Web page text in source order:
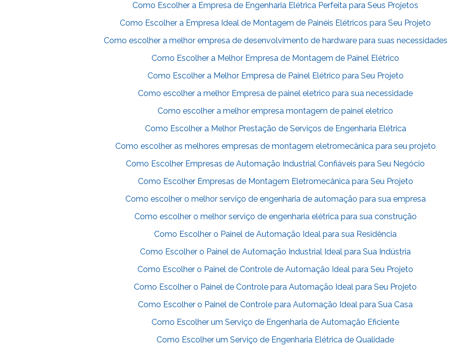
Como Escolher a Empresa de Engenharia Elétrica Perfeita para Seus Projetos
Como Escolher a Empresa Ideal de Montagem de Painéis Elétricos para Seu Projeto
Como escolher a melhor empresa de desenvolvimento de hardware para suas necessidades
Como Escolher a Melhor Empresa de Montagem de Painel Elétrico
Como Escolher a Melhor Empresa de Painel Elétrico para Seu Projeto
Como escolher a melhor Empresa de painel eletrico para sua necessidade
Como escolher a melhor empresa montagem de painel eletrico
Como Escolher a Melhor Prestação de Serviços de Engenharia Elétrica
Como escolher as melhores empresas de montagem eletromecânica para seu projeto
Como Escolher Empresas de Automação Industrial Confiáveis para Seu Negócio
Como Escolher Empresas de Montagem Eletromecânica para Seu Projeto
Como escolher o melhor serviço de engenharia de automação para sua empresa
Como escolher o melhor serviço de engenharia elétrica para sua construção
Como Escolher o Painel de Automação Ideal para sua Residência
Como Escolher o Painel de Automação Industrial Ideal para Sua Indústria
Como Escolher o Painel de Controle de Automação Ideal para Seu Projeto
Como Escolher o Painel de Controle para Automação Ideal para Seu Projeto
Como Escolher o Painel de Controle para Automação Ideal para Sua Casa
Como Escolher um Serviço de Engenharia de Automação Eficiente
Como Escolher um Serviço de Engenharia Elétrica de Qualidade